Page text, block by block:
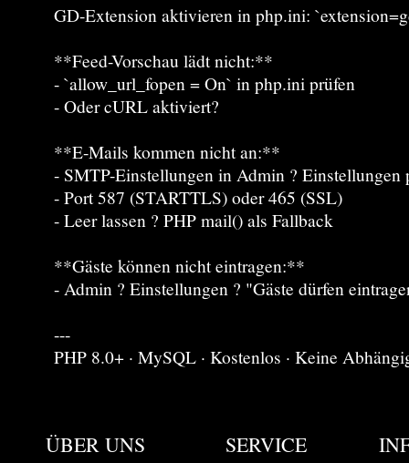
GD-Extension aktivieren in php.ini:
**Feed-Vorschau lädt nicht:**
- `allow_url_fopen = On` in php.ini prüfen
- Oder cURL aktiviert?
**E-Mails kommen nicht an:**
- SMTP-Einstellungen in Admin ? Einstellungen
- Port 587 (STARTTLS) oder 465 (SSL)
- Leer lassen ? PHP mail() als Fallback
**Gäste können nicht eintragen:**
- Admin ? Einstellungen ? "Gäste dürfen
---
PHP 8.0+ · MySQL · Kostenlos · Keine
ÜBER UNS SERVICE